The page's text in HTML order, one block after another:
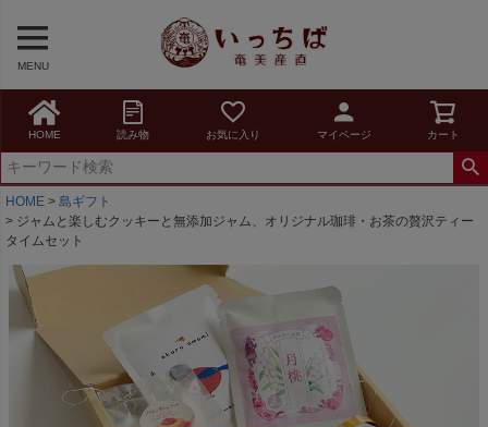
MENU
HOME 読み物 お気に入り マイページ カート
HOME
島ギフト
ジャムと楽しむクッキーと無添加ジャム、オリジナル珈琲・お茶の贅沢ティー
タイムセット